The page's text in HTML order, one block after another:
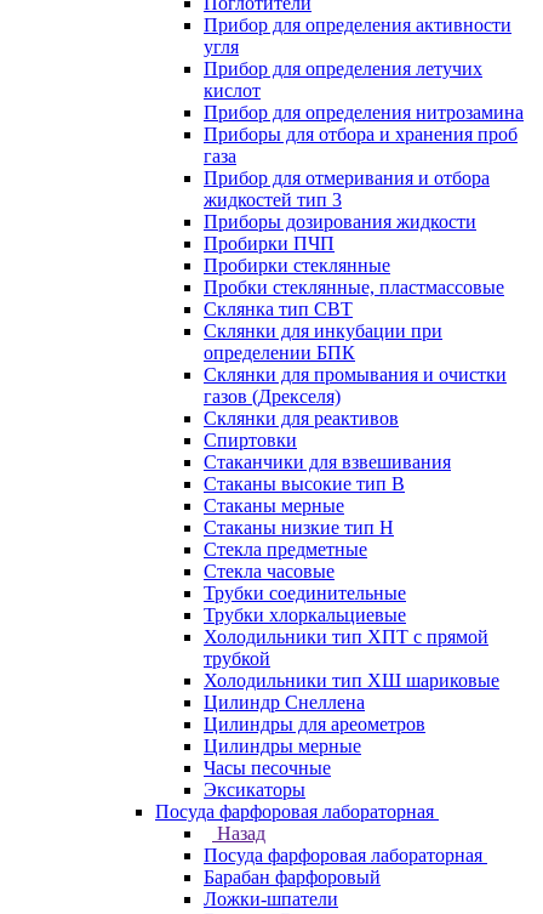
Прибор для определения активности
угля
Прибор для определения летучих
кислот
Прибор для определения нитрозамина
Приборы для отбора и хранения проб
газа
Прибор для отмеривания и отбора
жидкостей тип 3
Приборы дозирования жидкости
Пробирки ПЧП
Пробирки стеклянные
Пробки стеклянные, пластмассовые
Склянка тип СВТ
Склянки для инкубации при
определении БПК
Склянки для промывания и очистки
газов (Дрекселя)
Склянки для реактивов
Спиртовки
Стаканчики для взвешивания
Стаканы высокие тип В
Стаканы мерные
Стаканы низкие тип Н
Стекла предметные
Стекла часовые
Трубки соединительные
Трубки хлоркальциевые
Холодильники тип ХПТ с прямой
трубкой
Холодильники тип ХШ шариковые
Цилиндр Снеллена
Цилиндры для ареометров
Цилиндры мерные
Часы песочные
Эксикаторы
Посуда фарфоровая лабораторная
Назад
Посуда фарфоровая лабораторная
Барабан фарфоровый
Ложки-шпатели